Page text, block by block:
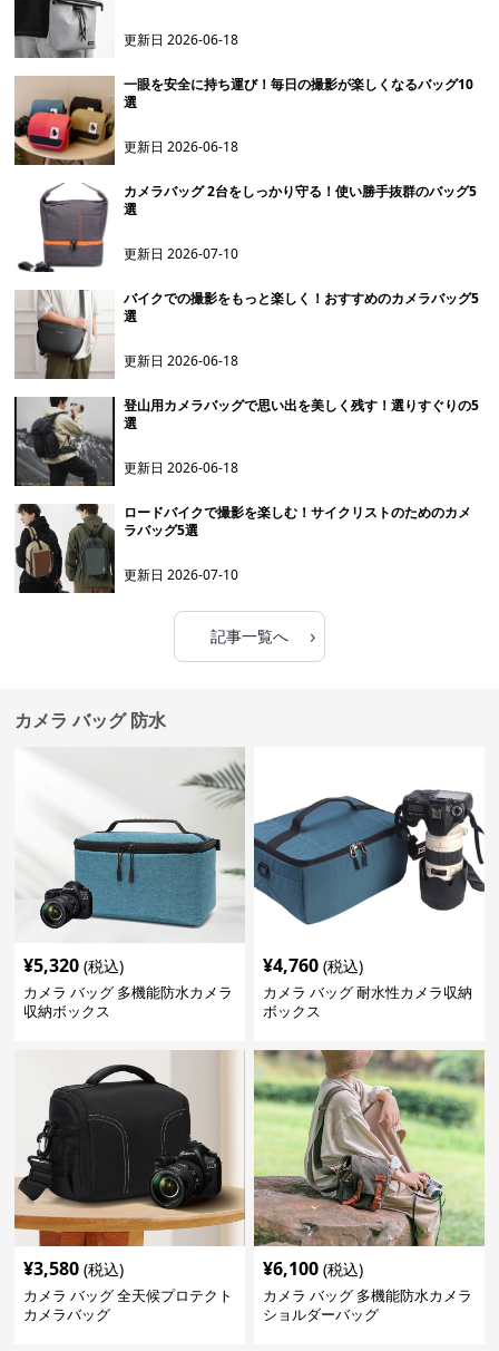
更新日2026-06-18
一眼を安全に持ち運び！毎日の撮影が楽しくなるバッグ10
選
更新日2026-06-18
カメラバッグ 2台をしっかり守る！使い勝手抜群のバッグ5
選
更新日2026-07-10
バイクでの撮影をもっと楽しく！おすすめのカメラバッグ5
選
更新日2026-06-18
登山用カメラバッグで思い出を美しく残す！選りすぐりの5
選
更新日2026-06-18
ロードバイクで撮影を楽しむ！サイクリストのためのカメ
ラバッグ5選
更新日2026-07-10
記事一覧へ ›
カメラ バッグ 防水
¥5,320 (税込)
カメラ バッグ 多機能防水カメラ
収納ボックス
¥4,760 (税込)
カメラ バッグ 耐水性カメラ収納
ボックス
¥3,580 (税込)
カメラ バッグ 全天候プロテクト
カメラバッグ
¥6,100 (税込)
カメラ バッグ 多機能防水カメラ
ショルダーバッグ